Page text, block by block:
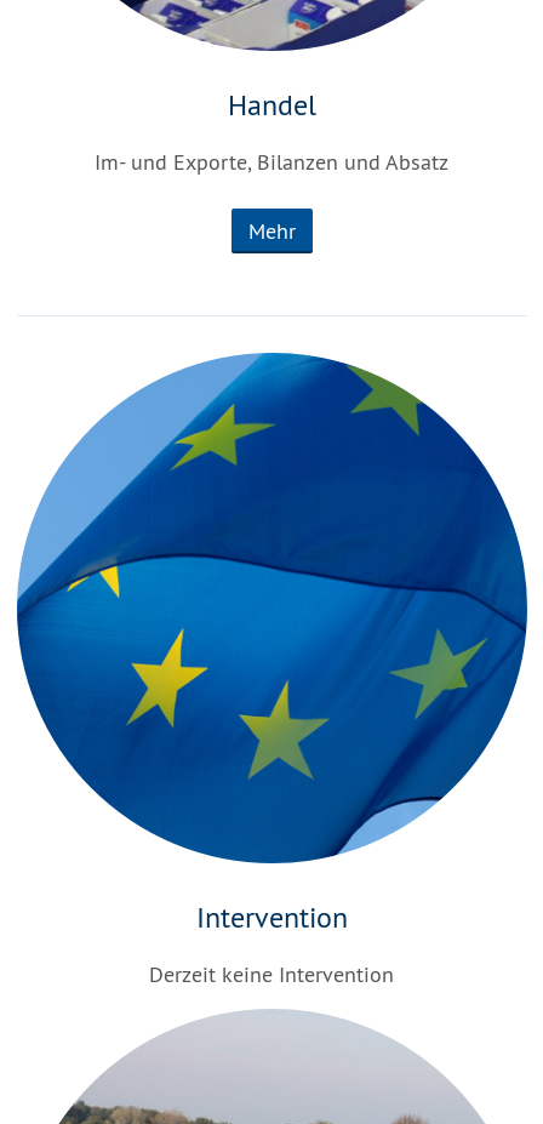
Handel
Im- und Exporte, Bilanzen und Absatz
Mehr
Intervention
Derzeit keine Intervention